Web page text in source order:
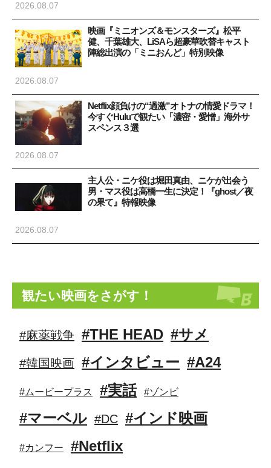
2026.08.07
映画『ミニオンズ＆モンスターズ』松平
健、千葉雄大、LiSAら超豪華吹替キャスト
陣総出演の「ミニおんど」特別映像
2026.08.07
Netflix顔負けの“過激”オトナの情愛ドラマ！
今すぐHuluで観たい「濃密・愛憎」海外サ
スペンス３選
2026.08.07
主人公・ニケ役は堀田真由、ニケが出会う
男・マス役は高橋一生に決定！『ghost／夜
の果て』特報映像
2026.08.07
観たい映画をさがす！
#麻薬戦争 #THE HEAD #サメ
#韓国映画 #インタビュー #A24
#ムービープラス #実話 #ゾンビ
#マーベル #DC #インド映画
#カンフー #Netflix